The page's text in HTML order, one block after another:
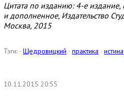
Цитата по изданию: 4-е издание,
и дополненное, Издательство
Москва, 2015
Тэги: · Щедровицкий · практика · истина
10.11.2015 20:55